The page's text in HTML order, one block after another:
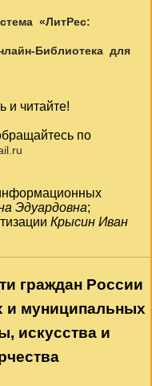
«ЛитРес:
Библиотека для
и читайте!
по
Эдуардовна;
Крысин Иван
граждан России
и муниципальных
искусства и